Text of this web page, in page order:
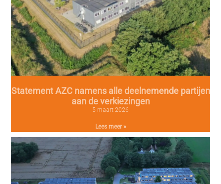
Statement AZC namens alle deelnemende partijen
aan de verkiezingen
5 maart 2026
Lees meer »